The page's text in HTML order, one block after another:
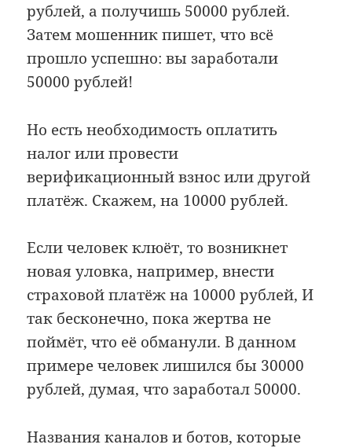
рублей, а получишь 50000 рублей.
Затем мошенник пишет, что всё
прошло успешно: вы заработали
50000 рублей!
Но есть необходимость оплатить
налог или провести
верификационный взнос или другой
платёж. Скажем, на 10000 рублей.
Если человек клюёт, то возникнет
новая уловка, например, внести
страховой платёж на 10000 рублей, И
так бесконечно, пока жертва не
поймёт, что её обманули. В данном
примере человек лишился бы 30000
рублей, думая, что заработал 50000.
Названия каналов и ботов, которые